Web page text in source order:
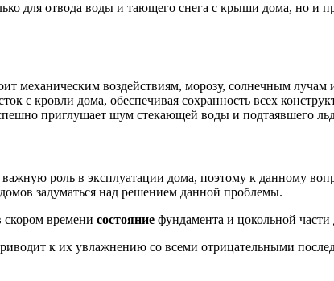
для отвода воды и тающего снега с крыши дома, но и
механическим воздействиям, морозу, солнечным лучам
с кровли дома, обеспечивая сохранность всех
приглушает шум стекающей воды и подтаявшего
роль в эксплуатации дома, поэтому к данному
задуматься над решением данной проблемы.
скором времени состояние фундамента и цокольной
к их увлажнению со всеми отрицательными